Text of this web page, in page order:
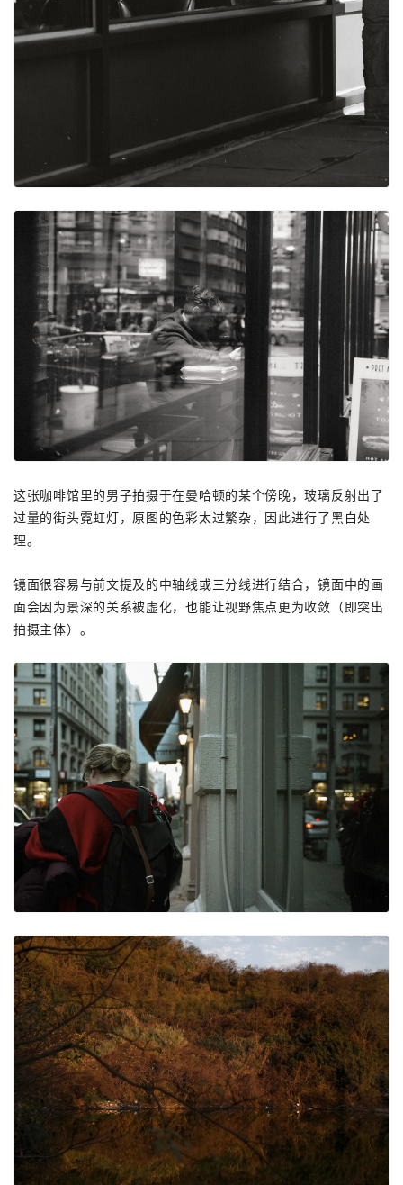
这张咖啡馆里的男子拍摄于在曼哈顿的某个傍晚，玻璃反射出了
过量的街头霓虹灯，原图的色彩太过繁杂，因此进行了黑白处
理。
镜面很容易与前文提及的中轴线或三分线进行结合，镜面中的画
面会因为景深的关系被虚化，也能让视野焦点更为收敛（即突出
拍摄主体）。